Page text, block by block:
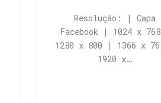
Resolução: | Capa
Facebook | 1024 x
1280 x 800 | 1366 x
1920 x…